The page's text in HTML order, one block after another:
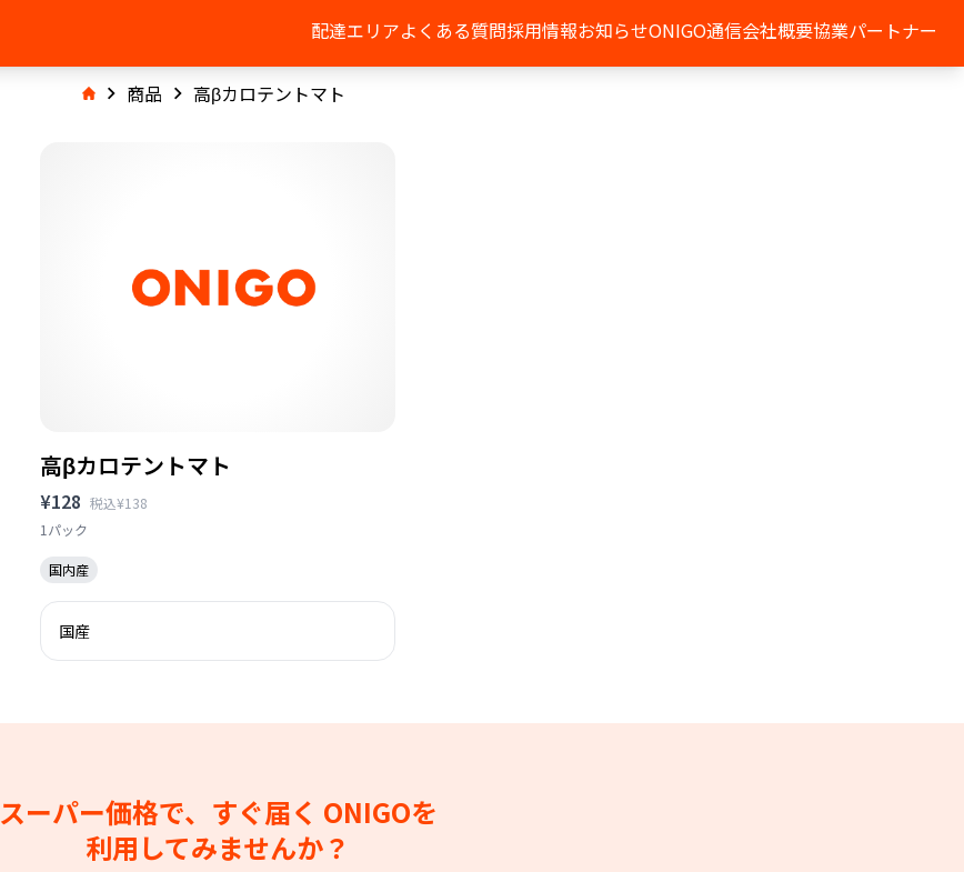
配達エリアよくある質問採用情報お知らせONIGO通信会社概要協業パートナー
商品 高βカロテントマト
高βカロテントマト
¥128 税込¥138
1パック
国内産
国産
スーパー価格で、すぐ届く ONIGOを
利用してみませんか？